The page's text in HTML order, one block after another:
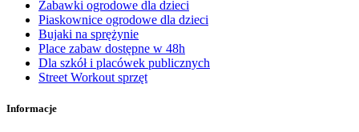
Zabawki ogrodowe dla dzieci
Piaskownice ogrodowe dla dzieci
Bujaki na sprężynie
Place zabaw dostępne w 48h
Dla szkół i placówek publicznych
Street Workout sprzęt
Informacje